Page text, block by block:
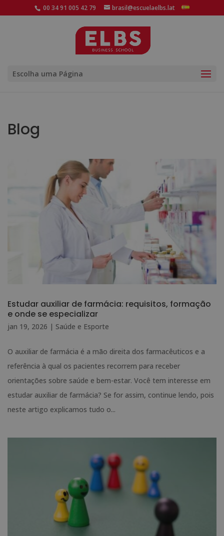
00 34 91 005 42 79 brasil@escuelaelbs.lat
Escolha uma Página
Blog
Estudar auxiliar de farmácia: requisitos, formação
e onde se especializar
jan 19, 2026 | Saúde e Esporte
O auxiliar de farmácia é a mão direita dos farmacêuticos e a
referência à qual os pacientes recorrem para receber
orientações sobre saúde e bem-estar. Você tem interesse em
estudar auxiliar de farmácia? Se for assim, continue lendo, pois
neste artigo explicamos tudo o...